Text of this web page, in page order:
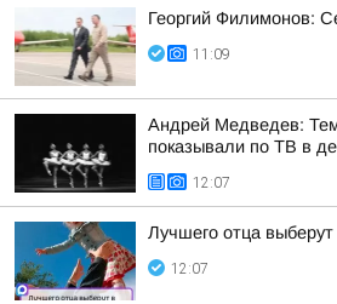
Георгий Филимонов:
11:09
Андрей Медведев:
показывали по ТВ в
12:07
Лучшего отца
12:07